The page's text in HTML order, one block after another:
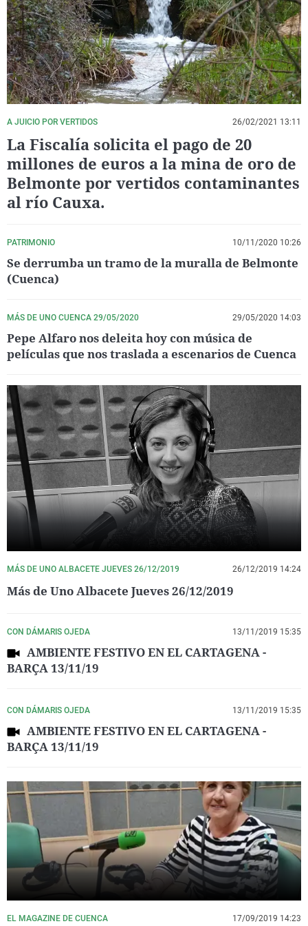
La rosa de los vientos
Gente viajera
Como el perro y el
Caso
Retornados
Equipo de
Operación Viuda
Extremadura
Galicia
La Rioja
Navarra
País Vasco
Virales
Televisión
Elecciones
A JUICIO POR VERTIDOS 26/02/2021 13:11
La Fiscalía solicita el pago de 20
millones de euros a la mina de oro de
Belmonte por vertidos contaminantes
al río Cauxa.
PATRIMONIO 10/11/2020 10:26
Se derrumba un tramo de la muralla de Belmonte
(Cuenca)
MÁS DE UNO CUENCA 29/05/2020 29/05/2020 14:03
Pepe Alfaro nos deleita hoy con música de
películas que nos traslada a escenarios de Cuenca
MÁS DE UNO ALBACETE JUEVES 26/12/2019 26/12/2019 14:24
Más de Uno Albacete Jueves 26/12/2019
CON DÁMARIS OJEDA 13/11/2019 15:35
AMBIENTE FESTIVO EN EL CARTAGENA -
BARÇA 13/11/19
CON DÁMARIS OJEDA 13/11/2019 15:35
AMBIENTE FESTIVO EN EL CARTAGENA -
BARÇA 13/11/19
EL MAGAZINE DE CUENCA 17/09/2019 14:23